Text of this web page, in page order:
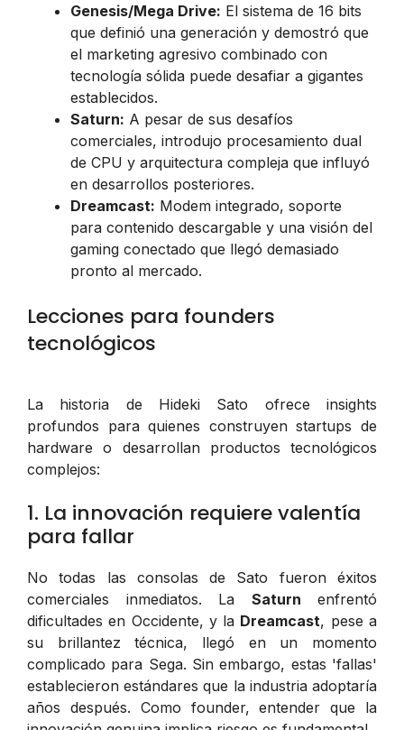
Genesis/Mega Drive: El sistema de 16 bits
que definió una generación y demostró que
el marketing agresivo combinado con
tecnología sólida puede desafiar a gigantes
establecidos.
Saturn: A pesar de sus desafíos
comerciales, introdujo procesamiento dual
de CPU y arquitectura compleja que influyó
en desarrollos posteriores.
Dreamcast: Modem integrado, soporte
para contenido descargable y una visión del
gaming conectado que llegó demasiado
pronto al mercado.
Lecciones para founders
tecnológicos
La historia de Hideki Sato ofrece insights
profundos para quienes construyen startups de
hardware o desarrollan productos tecnológicos
complejos:
1. La innovación requiere valentía
para fallar
No todas las consolas de Sato fueron éxitos
comerciales inmediatos. La Saturn enfrentó
dificultades en Occidente, y la Dreamcast, pese a
su brillantez técnica, llegó en un momento
complicado para Sega. Sin embargo, estas 'fallas'
establecieron estándares que la industria adoptaría
años después. Como founder, entender que la